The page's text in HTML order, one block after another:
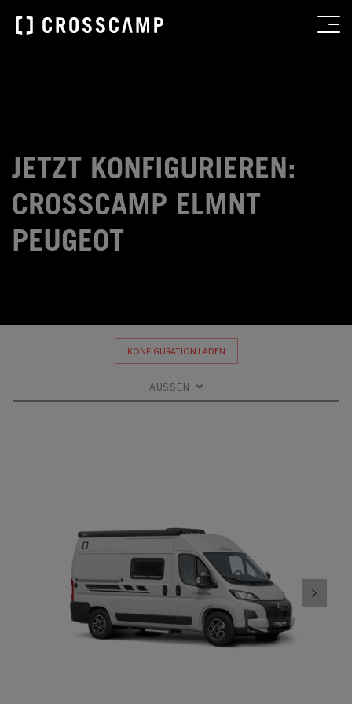
JETZT KONFIGURIEREN:
CROSSCAMP ELMNT
PEUGEOT
KONFIGURATION LADEN
AUSSEN